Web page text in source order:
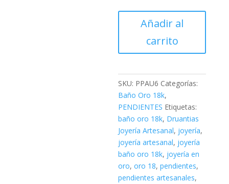
BañoOro
PPAU6
Añadir al
carrito
SKU: PPAU6 Categorías:
Baño Oro 18k,
PENDIENTES Etiquetas:
baño oro 18k, Druantias
Joyería Artesanal, joyería,
joyería artesanal, joyería
baño oro 18k, joyería en
oro,oro 18,pendientes,
pendientes artesanales,